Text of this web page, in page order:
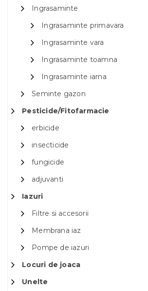
Ingrasaminte
Ingrasaminte primavara
Ingrasaminte vara
Ingrasaminte toamna
Ingrasaminte iarna
Seminte gazon
Pesticide/Fitofarmacie
erbicide
insecticide
fungicide
adjuvanti
Iazuri
Filtre si accesorii
Membrana iaz
Pompe de iazuri
Locuri de joaca
Unelte